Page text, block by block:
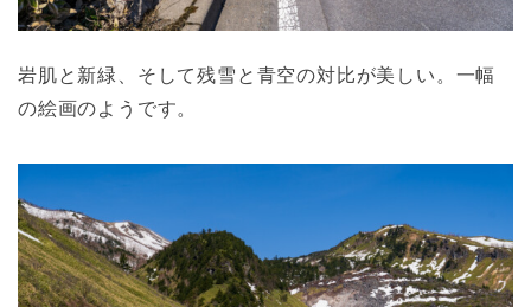
岩肌と新緑、そして残雪と青空の対比が美しい。一幅
の絵画のようです。